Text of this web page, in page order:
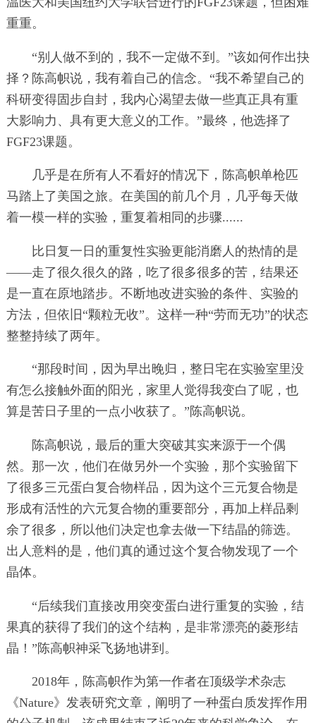
重重。
“别人做不到的，我不一定做不到。”该如何作出抉
择？陈高帜说，我有着自己的信念。“我不希望自己的
科研变得固步自封，我内心渴望去做一些真正具有重
大影响力、具有更大意义的工作。”最终，他选择了
FGF23课题。
几乎是在所有人不看好的情况下，陈高帜单枪匹
马踏上了美国之旅。在美国的前几个月，几乎每天做
着一模一样的实验，重复着相同的步骤......
比日复一日的重复性实验更能消磨人的热情的是
——走了很久很久的路，吃了很多很多的苦，结果还
是一直在原地踏步。不断地改进实验的条件、实验的
方法，但依旧“颗粒无收”。这样一种“劳而无功”的状态
整整持续了两年。
“那段时间，因为早出晚归，整日宅在实验室里没
有怎么接触外面的阳光，家里人觉得我变白了呢，也
算是苦日子里的一点小收获了。”陈高帜说。
陈高帜说，最后的重大突破其实来源于一个偶
然。那一次，他们在做另外一个实验，那个实验留下
了很多三元蛋白复合物样品，因为这个三元复合物是
形成有活性的六元复合物的重要部分，再加上样品剩
余了很多，所以他们决定也拿去做一下结晶的筛选。
出人意料的是，他们真的通过这个复合物发现了一个
晶体。
“后续我们直接改用突变蛋白进行重复的实验，结
果真的获得了我们的这个结构，是非常漂亮的菱形结
晶！”陈高帜神采飞扬地讲到。
2018年，陈高帜作为第一作者在顶级学术杂志
《Nature》发表研究文章，阐明了一种蛋白质发挥作用